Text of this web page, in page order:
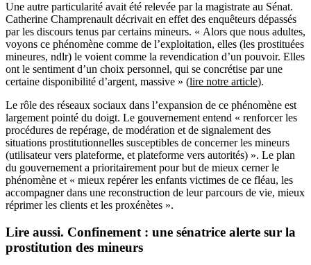
Une autre particularité avait été relevée par la magistrate au Sénat.
Catherine Champrenault décrivait en effet des enquêteurs dépassés
par les discours tenus par certains mineurs. « Alors que nous adultes,
voyons ce phénomène comme de l’exploitation, elles (les prostituées
mineures, ndlr) le voient comme la revendication d’un pouvoir. Elles
ont le sentiment d’un choix personnel, qui se concrétise par une
certaine disponibilité d’argent, massive » (lire notre article).
Le rôle des réseaux sociaux dans l’expansion de ce phénomène est
largement pointé du doigt. Le gouvernement entend « renforcer les
procédures de repérage, de modération et de signalement des
situations prostitutionnelles susceptibles de concerner les mineurs
(utilisateur vers plateforme, et plateforme vers autorités) ». Le plan
du gouvernement a prioritairement pour but de mieux cerner le
phénomène et « mieux repérer les enfants victimes de ce fléau, les
accompagner dans une reconstruction de leur parcours de vie, mieux
réprimer les clients et les proxénètes ».
Lire aussi. Confinement : une sénatrice alerte sur la
prostitution des mineurs